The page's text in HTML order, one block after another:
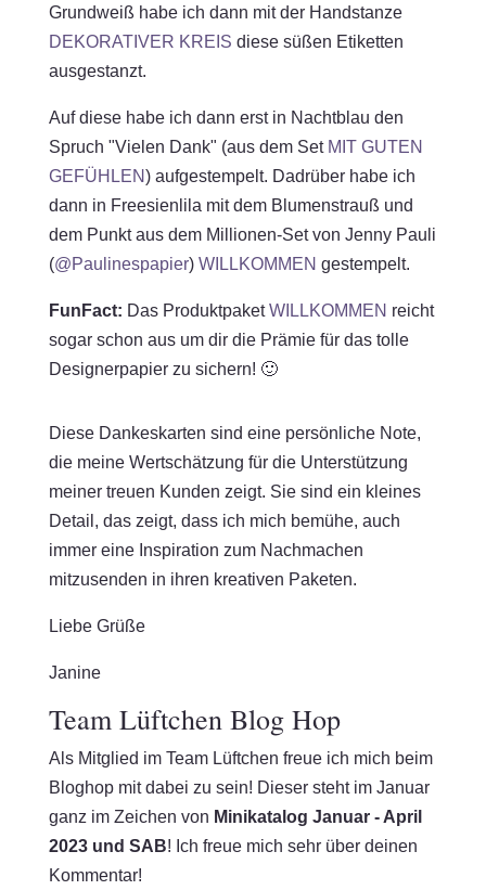
Grundweiß habe ich dann mit der Handstanze
DEKORATIVER KREIS diese süßen Etiketten
ausgestanzt.
Auf diese habe ich dann erst in Nachtblau den
Spruch "Vielen Dank" (aus dem Set MIT GUTEN
GEFÜHLEN) aufgestempelt. Dadrüber habe ich
dann in Freesienlila mit dem Blumenstrauß und
dem Punkt aus dem Millionen-Set von Jenny Pauli
(@Paulinespapier) WILLKOMMEN gestempelt.
FunFact: Das ProduktpaketWILLKOMMEN reicht
sogar schon aus um dir die Prämie für das tolle
Designerpapier zu sichern! 🙂
Diese Dankeskarten sind eine persönliche Note,
die meine Wertschätzung für die Unterstützung
meiner treuen Kunden zeigt. Sie sind ein kleines
Detail, das zeigt, dass ich mich bemühe, auch
immer eine Inspiration zum Nachmachen
mitzusenden in ihren kreativen Paketen.
Liebe Grüße
Janine
Team Lüftchen Blog Hop
Als Mitglied im Team Lüftchen freue ich mich beim
Bloghop mit dabei zu sein! Dieser steht im Januar
ganz im Zeichen von Minikatalog Januar - April
2023 und SAB! Ich freue mich sehr über deinen
Kommentar!